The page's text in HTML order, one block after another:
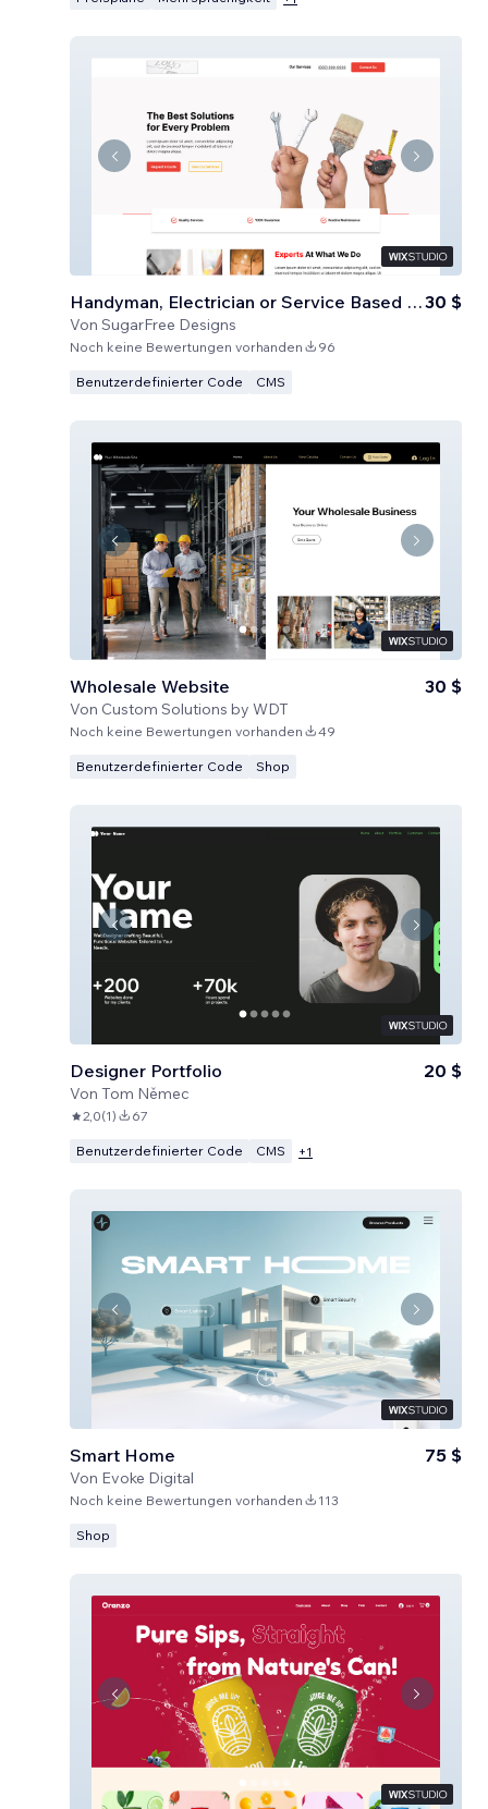
Handyman, Electrician or Service Based Business
Von SugarFree Designs
30 $
Noch keine Bewertungen vorhanden 96
Benutzerdefinierter Code CMS
Wholesale Website
Von Custom Solutions by WDT
30 $
Noch keine Bewertungen vorhanden 49
Benutzerdefinierter Code Shop
Designer Portfolio
Von Tom Němec
20 $
2,0(1) 67
Benutzerdefinierter Code CMS +1
Smart Home
Von Evoke Digital
75 $
Noch keine Bewertungen vorhanden 113
Shop